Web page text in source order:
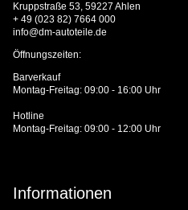
Kruppstraße 53, 59227 Ahlen
+ 49 (023 82) 7664 000
info@dm-autoteile.de
Öffnungszeiten:
Barverkauf
Montag-Freitag: 09:00 - 16:00 Uhr
Hotline
Montag-Freitag: 09:00 - 12:00 Uhr
Informationen